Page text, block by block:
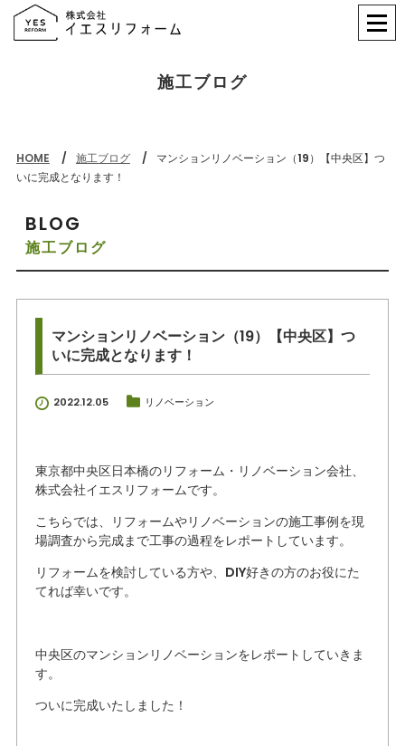
施工ブログ
HOME 施工ブログ
マンションリノベーション（19）【中央区】つ
いに完成となります！
BLOG
施工ブログ
マンションリノベーション（19）【中央区】つ
いに完成となります！
2022.12.05 リノベーション
東京都中央区日本橋のリフォーム・リノベーション会社、
株式会社イエスリフォームです。
こちらでは、リフォームやリノベーションの施工事例を現
場調査から完成まで工事の過程をレポートしています。
リフォームを検討している方や、DIY好きの方のお役にた
てれば幸いです。
中央区のマンションリノベーションをレポートしていきま
す。
ついに完成いたしました！